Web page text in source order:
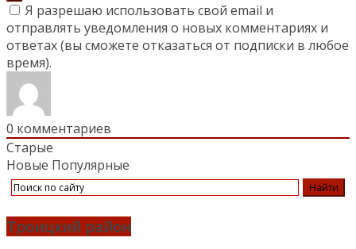
Я разрешаю использовать свой email и
отправлять уведомления о новых комментариях и
ответах (вы cможете отказаться от подписки в любое
время).
0 комментариев
Старые
Новые Популярные
Троицкий район